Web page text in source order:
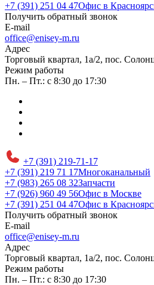
+7 (391) 251 04 47Офис в
Получить обратный звонок
E-mail
office@enisey-m.ru
Адрес
​Торговый квартал, 1а/2, пос.
Режим работы
Пн. – Пт.: с 8:30 до 17:30
+7 (391) 219-71-17
+7 (391) 219 71 17Многоканальный
+7 (983) 265 08 32Запчасти
+7 (926) 960 49 56Офис в Москве
+7 (391) 251 04 47Офис в
Получить обратный звонок
E-mail
office@enisey-m.ru
Адрес
​Торговый квартал, 1а/2, пос.
Режим работы
Пн. – Пт.: с 8:30 до 17:30